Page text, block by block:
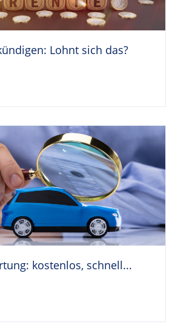
Lohnt sich das?
kostenlos, schnell...